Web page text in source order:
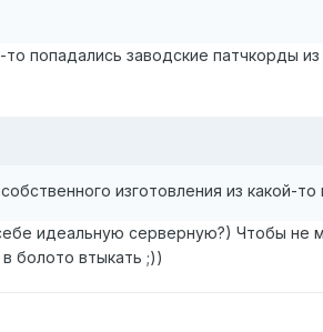
попадались заводские патчкорды
изготовления из какой-то
идеальную серверную?) Чтобы не
болото втыкать ;))